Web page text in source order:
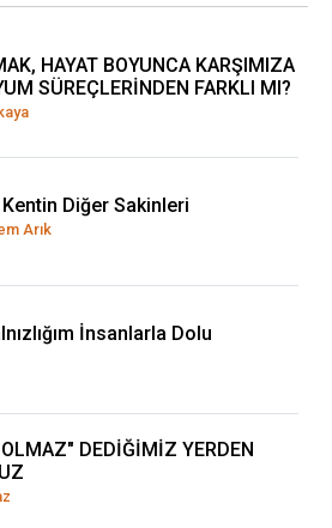
HAYAT BOYUNCA KARŞIMIZA
SÜREÇLERİNDEN FARKLI MI?
Diğer Sakinleri
Arık
İnsanlarla Dolu
DEDİĞİMİZ YERDEN